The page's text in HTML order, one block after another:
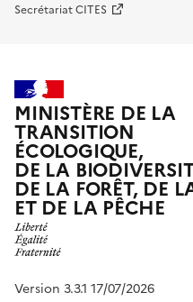
Secrétariat CITES
MINISTÈRE DE LA
TRANSITION
ÉCOLOGIQUE,
DE LA
DE LA FORÊT, DE
ET DE LA PÊCHE
Version 3.3.1 17/07/2026